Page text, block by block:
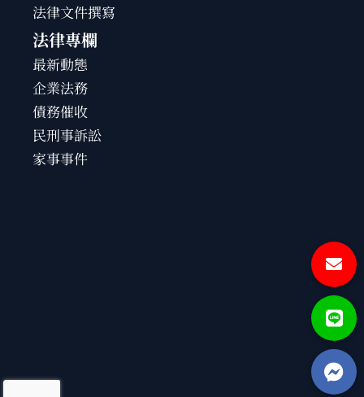
法律文件撰寫
法律專欄
最新動態
企業法務
債務催收
民刑事訴訟
家事事件